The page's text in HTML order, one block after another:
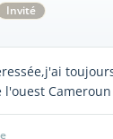
Invité
Cameroun